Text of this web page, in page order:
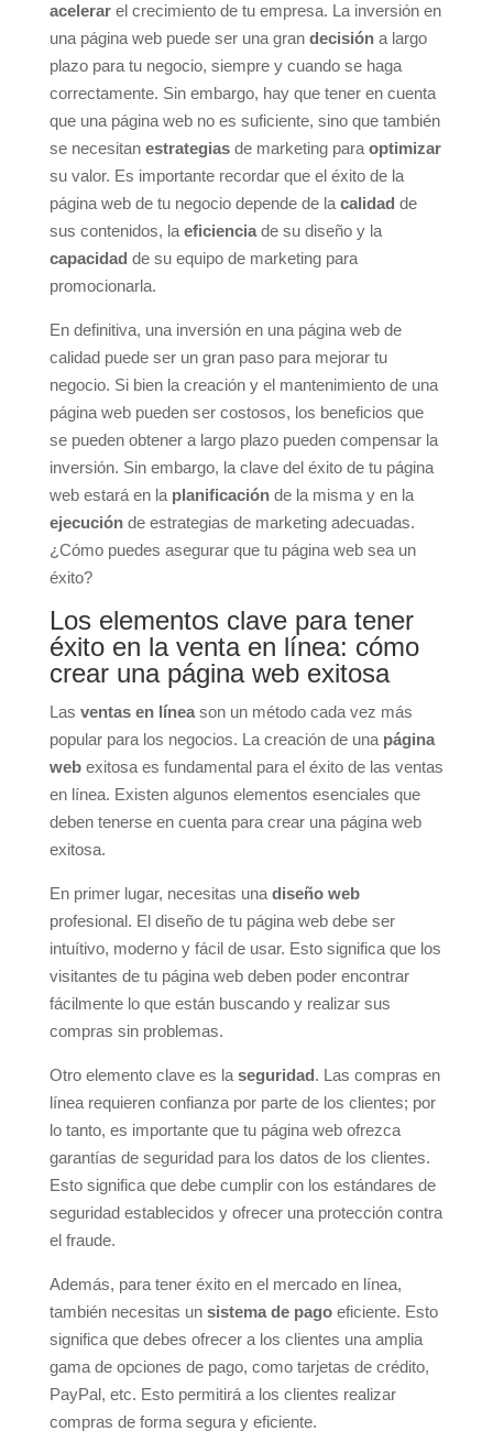
acelerarel crecimiento de tu empresa. La inversión en
una página web puede ser una gran decisióna largo
plazo para tu negocio, siempre y cuando se haga
correctamente. Sin embargo, hay que tener en cuenta
que una página web no es suficiente, sino que también
se necesitan estrategiasde marketing para optimizar
su valor. Es importante recordar que el éxito de la
página web de tu negocio depende de la calidad de
sus contenidos, la eficienciade su diseño y la
capacidad de su equipo de marketing para
promocionarla.
En definitiva, una inversión en una página web de
calidad puede ser un gran paso para mejorar tu
negocio. Si bien la creación y el mantenimiento de una
página web pueden ser costosos, los beneficios que
se pueden obtener a largo plazo pueden compensar la
inversión. Sin embargo, la clave del éxito de tu página
web estará en la planificaciónde la misma y en la
ejecuciónde estrategias de marketing adecuadas.
¿Cómo puedes asegurar que tu página web sea un
éxito?
Los elementos clave para tener
éxito en la venta en línea: cómo
crear una página web exitosa
Las ventas en líneason un método cada vez más
popular para los negocios. La creación de una página
webexitosa es fundamental para el éxito de las ventas
en línea. Existen algunos elementos esenciales que
deben tenerse en cuenta para crear una página web
exitosa.
En primer lugar, necesitas una diseño web
profesional. El diseño de tu página web debe ser
intuítivo, moderno y fácil de usar. Esto significa que los
visitantes de tu página web deben poder encontrar
fácilmente lo que están buscando y realizar sus
compras sin problemas.
Otro elemento clave es la seguridad. Las compras en
línea requieren confianza por parte de los clientes; por
lo tanto, es importante que tu página web ofrezca
garantías de seguridad para los datos de los clientes.
Esto significa que debe cumplir con los estándares de
seguridad establecidos y ofrecer una protección contra
el fraude.
Además, para tener éxito en el mercado en línea,
también necesitas un sistema de pagoeficiente. Esto
significa que debes ofrecer a los clientes una amplia
gama de opciones de pago, como tarjetas de crédito,
PayPal, etc. Esto permitirá a los clientes realizar
compras de forma segura y eficiente.